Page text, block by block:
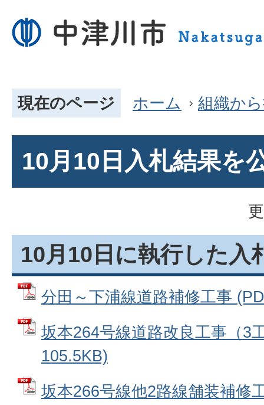
現在のページ ホーム 組織か
10月10日入札結果を
10月10日に執行した入
分田～下浦線道路補修工事
坂本264号線道路改良工事（3
105.5KB)
坂本266号線他2路線舗装補修